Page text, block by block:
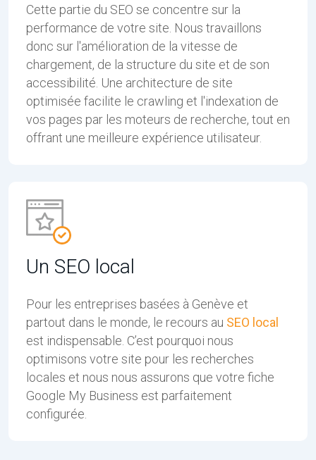
Cette partie du SEO se concentre sur la
performance de votre site. Nous travaillons
donc sur l'amélioration de la vitesse de
chargement, de la structure du site et de son
accessibilité. Une architecture de site
optimisée facilite le crawling et l'indexation de
vos pages par les moteurs de recherche, tout en
offrant une meilleure expérience utilisateur.
Un SEO local
Pour les entreprises basées à Genève et
partout dans le monde, le recours au SEO local
est indispensable. C’est pourquoi nous
optimisons votre site pour les recherches
locales et nous nous assurons que votre fiche
Google My Business est parfaitement
configurée.